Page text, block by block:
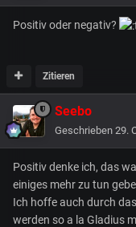
Positiv oder negativ?
Zitieren
Seebo
Geschrieben 29.
Positiv denke ich, das
einiges mehr zu tun
Ich hoffe auch durch
werden so a la Gladius